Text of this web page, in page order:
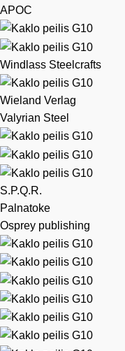
APOC
Windlass Steelcrafts
Wieland Verlag
Valyrian Steel
S.P.Q.R.
Palnatoke
Osprey publishing